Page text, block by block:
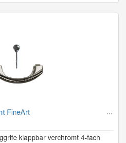
FineArt
klappbar verchromt 4-fach